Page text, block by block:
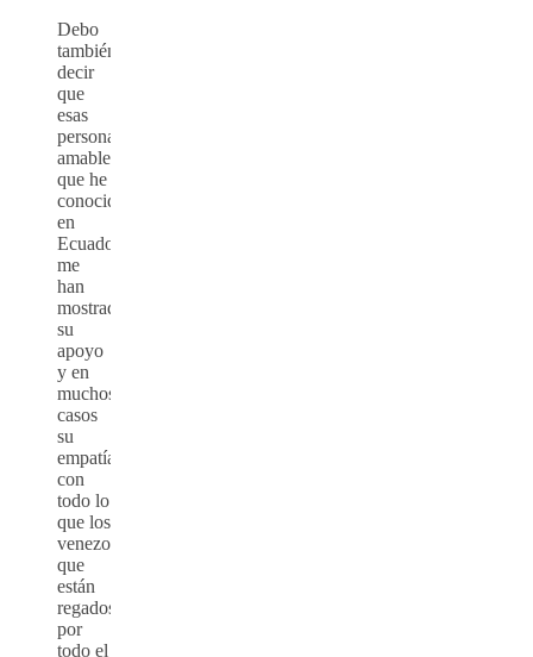
Debo
también
decir
que
esas
personas
amables
que he
conocido
en
Ecuador,
me
han
mostrado
su
apoyo
y en
muchos
casos
su
empatía
con
todo lo
que los
venezolanos
que
están
regados
por
todo el